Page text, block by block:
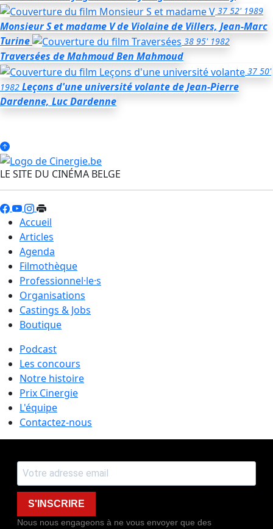
37 52' 1989
Monsieur S et madame Vde Violaine de Villers, Jean-Marc
Turine
38 95' 1982
Traversées de Mahmoud Ben Mahmoud
37 50'
1982 Leçons d'une université volantede Jean-Pierre
Dardenne, Luc Dardenne
LE SITE DU CINÉMA BELGE
Accueil
Articles
Agenda
Filmothèque
Professionnel·le·s
Organisations
Castings & Jobs
Boutique
Podcast
Les concours
Notre histoire
Prix Cinergie
L'équipe
Contactez-nous
S'INSCRIRE
Nous nous engageons à ne vous envoyer que des